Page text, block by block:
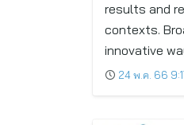
results and
contexts.
innovative
24 พ.ค. 66